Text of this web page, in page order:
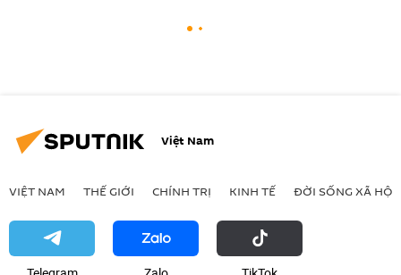
Việt Nam
VIỆT NAM THẾ GIỚI CHÍNH TRỊ KINH TẾ ĐỜI SỐNG XÃ HỘI